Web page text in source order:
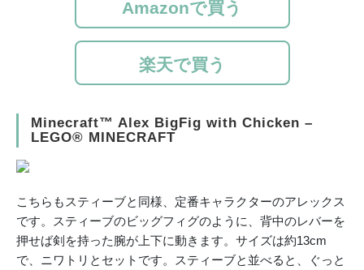
Amazonで買う
楽天で買う
Minecraft™ Alex BigFig with Chicken –
LEGO® MINECRAFT
こちらもスティーブと同様、定番キャラクターのアレックス
です。スティーブのビッグフィグのように、背中のレバーを
押せば剣を持った腕が上下に動きます。サイズは約13cm
で、ニワトリとセットです。スティーブと並べると、ぐっと